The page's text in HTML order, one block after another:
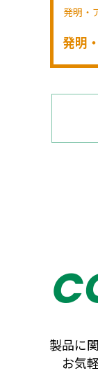
発明・
発明
製品に
お気